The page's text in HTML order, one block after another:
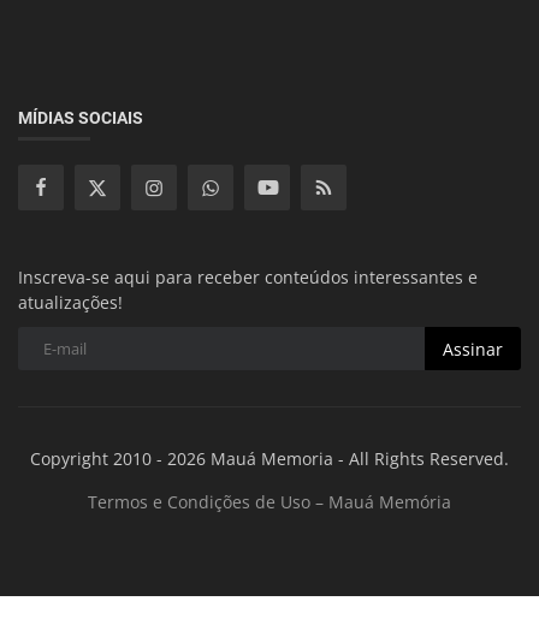
MÍDIAS SOCIAIS
Inscreva-se aqui para receber conteúdos interessantes e
atualizações!
Assinar
Copyright 2010 - 2026 Mauá Memoria - All Rights Reserved.
Termos e Condições de Uso – Mauá Memória